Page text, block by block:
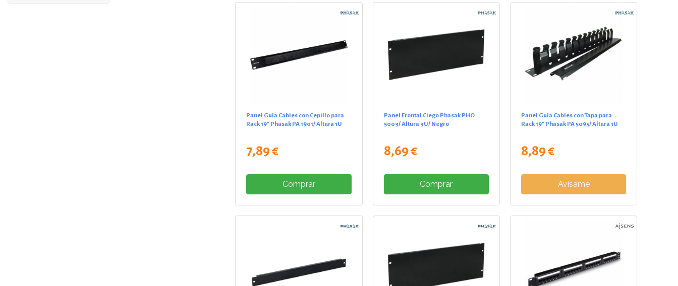
Panel Guía Cables con Cepillo para
Rack 19" Phasak PA 1901/ Altura 1U
7,89 €
Comprar
Panel Frontal Ciego Phasak PHO
5003/ Altura 3U/ Negro
8,69 €
Comprar
Panel Guía Cables con Tapa para
Rack 19" Phasak PA 5095/ Altura 1U
8,89 €
Avísame